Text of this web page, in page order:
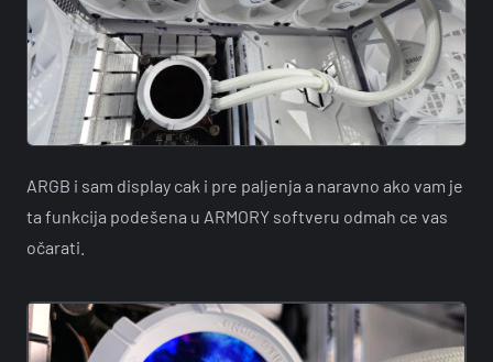
ARGB i sam display cak i pre paljenja a naravno ako vam je
ta funkcija podešena u ARMORY softveru odmah ce vas
očarati.